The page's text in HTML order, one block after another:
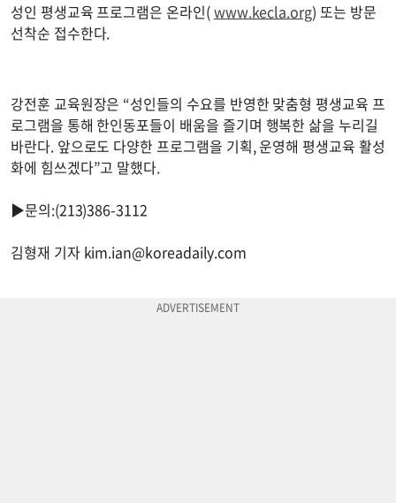
성인 평생교육 프로그램은 온라인(www.kecla.org) 또는 방문
선착순 접수한다.
강전훈 교육원장은 “성인들의 수요를 반영한 맞춤형 평생교육 프
로그램을 통해 한인동포들이 배움을 즐기며 행복한 삶을 누리길
바란다. 앞으로도 다양한 프로그램을 기획, 운영해 평생교육 활성
화에 힘쓰겠다”고 말했다.
▶문의:(213)386-3112
김형재 기자 kim.ian@koreadaily.com